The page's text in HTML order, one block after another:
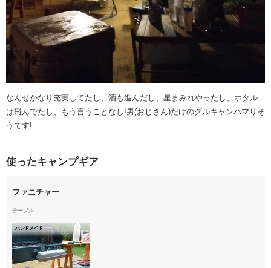
なんせかなり充実してたし、酒も進んだし、星まみれやったし、ホタル
は飛んでたし、もう言うことなし!男(おじさん)だけのグルキャンハマりそ
うです!
使ったキャンプギア
ファニチャー
テーブル
ハンドメイド